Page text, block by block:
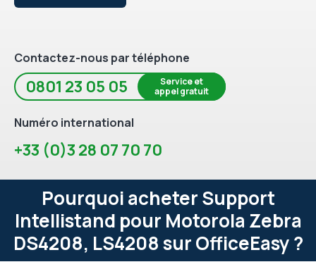
Contactez-nous par téléphone
0801 23 05 05
Service et
appel gratuit
Numéro international
+33 (0)3 28 07 70 70
Pourquoi acheter Support
Intellistand pour Motorola Zebra
DS4208, LS4208 sur OfficeEasy ?